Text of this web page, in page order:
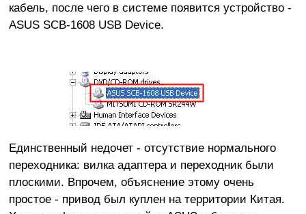
кабель, после чего в системе появится устройство -
ASUS SCB-1608 USB Device.
Единственный недочет - отсутствие нормального
переходника: вилка адаптера и переходник были
плоскими. Впрочем, объяснение этому очень
простое - привод был куплен на территории Китая.